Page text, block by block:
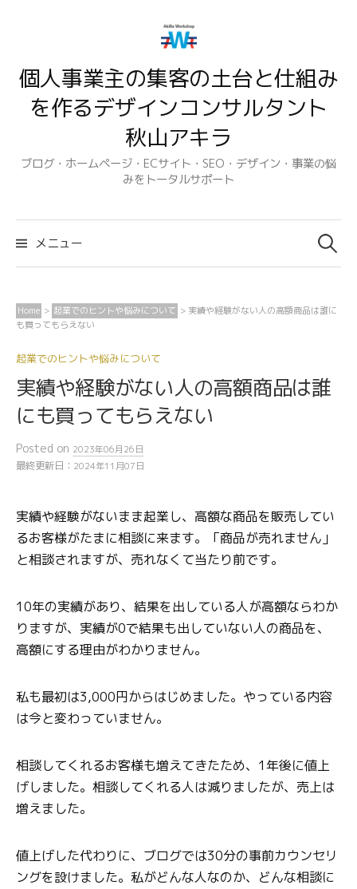
ン
キ
個人事業主の集客の土台と仕組み
を作るデザインコンサルタント
秋山アキラ
ブログ・ホームページ・ECサイト・SEO・デザイン・事業の悩
みをトータルサポート
メニュー
検
索:
Home > 起業でのヒントや悩みについて > 実績や経験がない人の高額商品は誰に
も買ってもらえない
起業でのヒントや悩みについて
実績や経験がない人の高額商品は誰
にも買ってもらえない
Posted on 2023年06月26日
最終更新日： 2024年11月07日
実績や経験がないまま起業し、高額な商品を販売してい
るお客様がたまに相談に来ます。「商品が売れません」
と相談されますが、売れなくて当たり前です。
10年の実績があり、結果を出している人が高額ならわか
りますが、実績が0で結果も出していない人の商品を、
高額にする理由がわかりません。
私も最初は3,000円からはじめました。やっている内容
は今と変わっていません。
相談してくれるお客様も増えてきたため、1年後に値上
げしました。相談してくれる人は減りましたが、売上は
増えました。
値上げした代わりに、ブログでは30分の事前カウンセリ
ングを設けました。私がどんな人なのか、どんな相談に